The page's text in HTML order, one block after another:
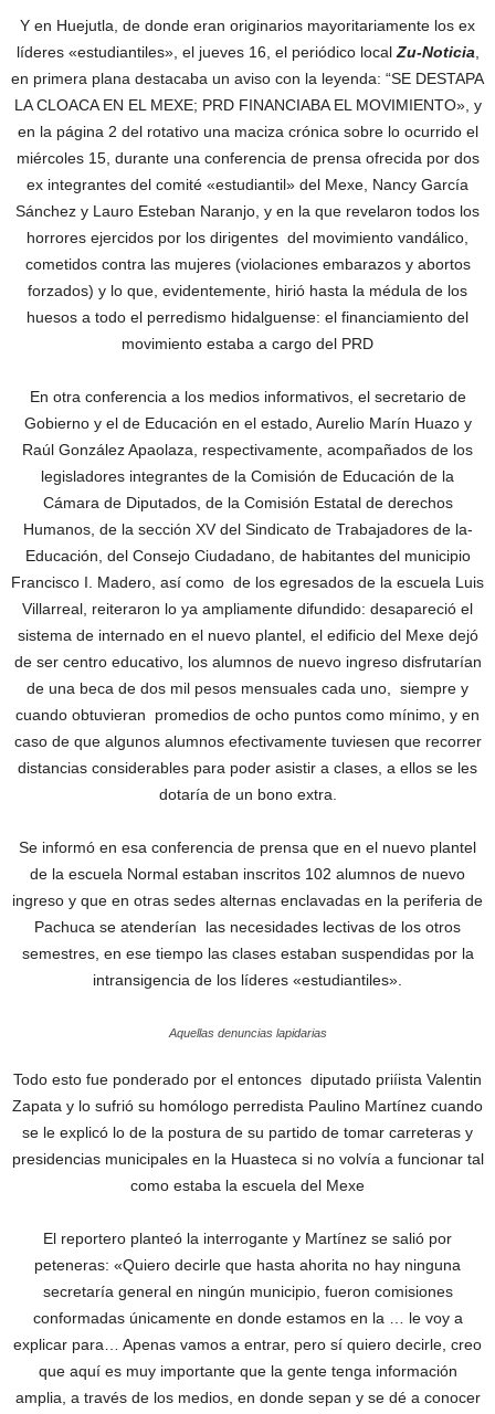
Y en Huejutla, de donde eran originarios mayoritariamente los ex
líderes «estudiantiles», el jueves 16, el periódico local Zu-Noticia
en primera plana destacaba un aviso con la leyenda: “SE DESTAPA
LA CLOACA EN EL MEXE; PRD FINANCIABA EL MOVIMIENTO», y
en la página 2 del rotativo una maciza crónica sobre lo ocurrido el
miércoles 15, durante una conferencia de prensa ofrecida por dos
ex integrantes del comité «estudiantil» del Mexe, Nancy García
Sánchez y Lauro Esteban Naranjo, y en la que revelaron todos los
horrores ejercidos por los dirigentes del movimiento vandálico,
cometidos contra las mujeres (violaciones embarazos y abortos
forzados) y lo que, evidentemente, hirió hasta la médula de los
huesos a todo el perredismo hidalguense: el financiamiento del
movimiento estaba a cargo del PRD
En otra conferencia a los medios informativos, el secretario de
Gobierno y el de Educación en el estado, Aurelio Marín Huazo y
Raúl González Apaolaza, respectivamente, acompañados de los
legisladores integrantes de la Comisión de Educación de la
Cámara de Diputados, de la Comisión Estatal de derechos
Humanos, de la sección XV del Sindicato de Trabajadores de la-
Educación, del Consejo Ciudadano, de habitantes del municipio
Francisco I. Madero, así como de los egresados de la escuela Luis
Villarreal, reiteraron lo ya ampliamente difundido: desapareció el
sistema de internado en el nuevo plantel, el edificio del Mexe dejó
de ser centro educativo, los alumnos de nuevo ingreso disfrutarían
de una beca de dos mil pesos mensuales cada uno, siempre y
cuando obtuvieran promedios de ocho puntos como mínimo, y en
caso de que algunos alumnos efectivamente tuviesen que recorrer
distancias considerables para poder asistir a clases, a ellos se les
dotaría de un bono extra.
Se informó en esa conferencia de prensa que en el nuevo plantel
de la escuela Normal estaban inscritos 102 alumnos de nuevo
ingreso y que en otras sedes alternas enclavadas en la periferia de
Pachuca se atenderían las necesidades lectivas de los otros
semestres, en ese tiempo las clases estaban suspendidas por la
intransigencia de los líderes «estudiantiles».
Aquellas denuncias lapidarias
Todo esto fue ponderado por el entonces diputado priíista Valentin
Zapata y lo sufrió su homólogo perredista Paulino Martínez cuando
se le explicó lo de la postura de su partido de tomar carreteras y
presidencias municipales en la Huasteca si no volvía a funcionar tal
como estaba la escuela del Mexe
El reportero planteó la interrogante y Martínez se salió por
peteneras: «Quiero decirle que hasta ahorita no hay ninguna
secretaría general en ningún municipio, fueron comisiones
conformadas únicamente en donde estamos en la … le voy a
explicar para… Apenas vamos a entrar, pero sí quiero decirle, creo
que aquí es muy importante que la gente tenga información
amplia, a través de los medios, en donde sepan y se dé a conocer